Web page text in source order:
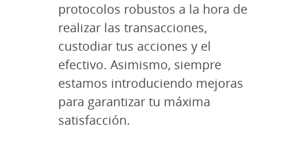
protocolos robustos a la hora de
realizar las transacciones,
custodiar tus acciones y el
efectivo. Asimismo, siempre
estamos introduciendo mejoras
para garantizar tu máxima
satisfacción.